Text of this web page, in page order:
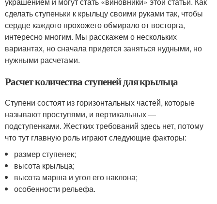
сделать ступеньки к крыльцу своими руками так, чтобы
сердце каждого прохожего обмирало от восторга,
интересно многим. Мы расскажем о нескольких
вариантах, но сначала придется заняться нудными, но
нужными расчетами.
Расчет количества ступеней для крыльца
Ступени состоят из горизонтальных частей, которые
называют проступями, и вертикальных —
подступенками. Жестких требований здесь нет, потому
что тут главную роль играют следующие факторы:
размер ступенек;
высота крыльца;
высота марша и угол его наклона;
особенности рельефа.